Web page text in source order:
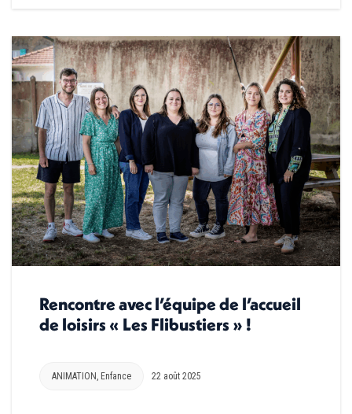
Rencontre avec l’équipe de l’accueil
de loisirs « Les Flibustiers » !
ANIMATION , Enfance 22 août 2025